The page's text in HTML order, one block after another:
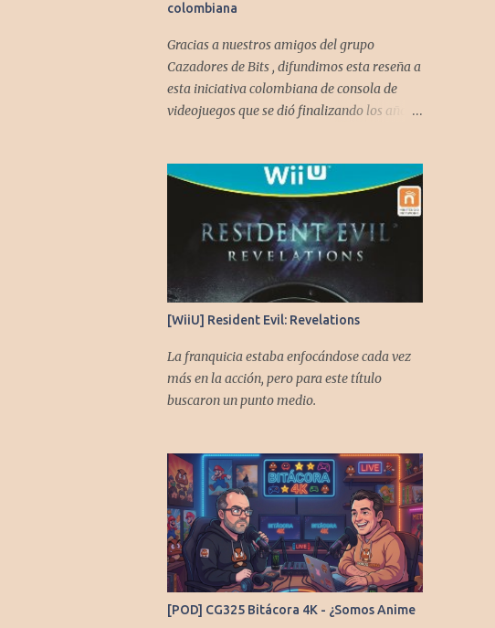
colombiana
Gracias a nuestros amigos del grupo
Cazadores de Bits , difundimos esta reseña a
esta iniciativa colombiana de consola de
videojuegos que se dió finalizando los años
[WiiU] Resident Evil: Revelations
La franquicia estaba enfocándose cada vez
más en la acción, pero para este título
buscaron un punto medio.
[POD] CG325 Bitácora 4K - ¿Somos Anime